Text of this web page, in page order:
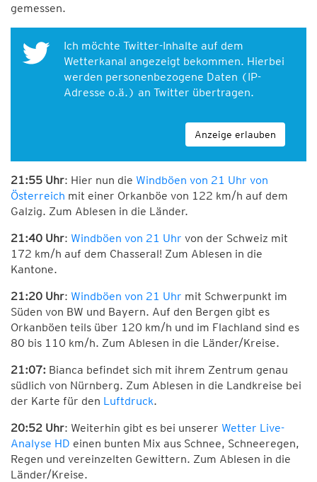
gemessen.
Ich möchte Twitter-Inhalte auf dem
Wetterkanal angezeigt bekommen. Hierbei
werden personenbezogene Daten (IP-
Adresse o.ä.) an Twitter übertragen.
Anzeige erlauben
21:55 Uhr: Hier nun die Windböen von 21 Uhr von
Österreich mit einer Orkanböe von 122 km/h auf dem
Galzig. Zum Ablesen in die Länder.
21:40 Uhr: Windböen von 21 Uhr von der Schweiz mit
172 km/h auf dem Chasseral! Zum Ablesen in die
Kantone.
21:20 Uhr: Windböen von 21 Uhr mit Schwerpunkt im
Süden von BW und Bayern. Auf den Bergen gibt es
Orkanböen teils über 120 km/h und im Flachland sind es
80 bis 110 km/h. Zum Ablesen in die Länder/Kreise.
21:07: Bianca befindet sich mit ihrem Zentrum genau
südlich von Nürnberg. Zum Ablesen in die Landkreise bei
der Karte für den Luftdruck.
20:52 Uhr: Weiterhin gibt es bei unserer Wetter Live-
Analyse HD einen bunten Mix aus Schnee, Schneeregen,
Regen und vereinzelten Gewittern. Zum Ablesen in die
Länder/Kreise.